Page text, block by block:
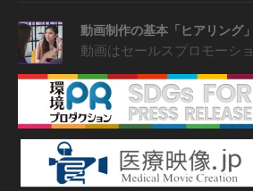
動画制作の基本「ヒアリング」
動画はセールスプロモーシ